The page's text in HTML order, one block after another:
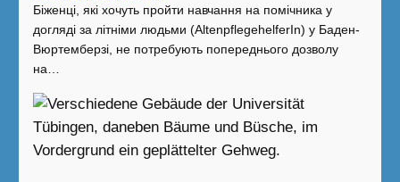
Біженці, які хочуть пройти навчання на помічника у
догляді за літніми людьми (AltenpflegehelferIn) у Баден-
Вюртемберзі, не потребують попереднього дозволу
на…